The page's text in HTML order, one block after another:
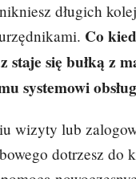
długich
Co
się bułką z
systemowi
wizyty lub
dotrzesz do